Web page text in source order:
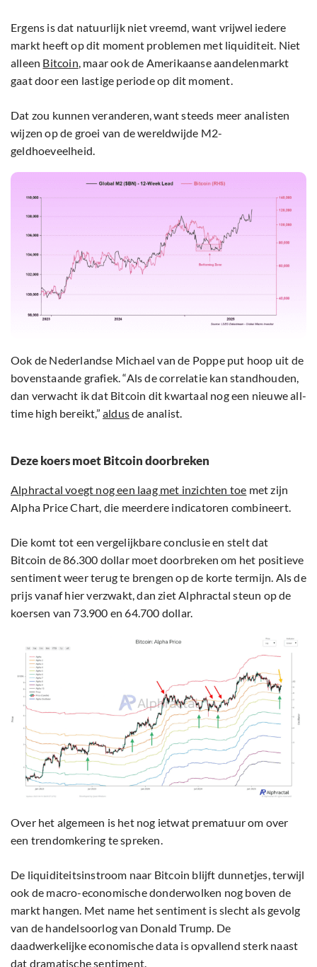
Ergens is dat natuurlijk niet vreemd, want vrijwel iedere
markt heeft op dit moment problemen met liquiditeit. Niet
alleen Bitcoin, maar ook de Amerikaanse aandelenmarkt
gaat door een lastige periode op dit moment.
Dat zou kunnen veranderen, want steeds meer analisten
wijzen op de groei van de wereldwijde M2-
geldhoeveelheid.
Ook de Nederlandse Michael van de Poppe put hoop uit de
bovenstaande grafiek. “Als de correlatie kan standhouden,
dan verwacht ik dat Bitcoin dit kwartaal nog een nieuwe all-
time high bereikt,” aldusde analist.
Deze koers moet Bitcoin doorbreken
Alphractal voegt nog een laag met inzichten toe met zijn
Alpha Price Chart, die meerdere indicatoren combineert.
Die komt tot een vergelijkbare conclusie en stelt dat
Bitcoin de 86.300 dollar moet doorbreken om het positieve
sentiment weer terug te brengen op de korte termijn. Als de
prijs vanaf hier verzwakt, dan ziet Alphractal steun op de
koersen van 73.900 en 64.700 dollar.
Over het algemeen is het nog ietwat prematuur om over
een trendomkering te spreken.
De liquiditeitsinstroom naar Bitcoin blijft dunnetjes, terwijl
ook de macro-economische donderwolken nog boven de
markt hangen. Met name het sentiment is slecht als gevolg
van de handelsoorlog van Donald Trump. De
daadwerkelijke economische data is opvallend sterk naast
dat dramatische sentiment.